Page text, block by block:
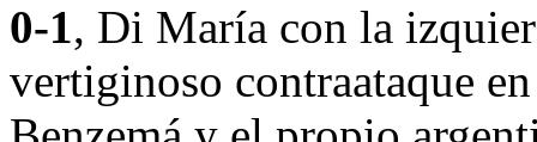
0-1, Di María con la
vertiginoso contraataque